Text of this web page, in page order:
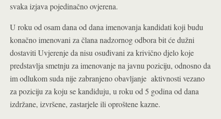
svaka izjava pojedinačno ovjerena.
U roku od osam dana od dana imenovanja kandidati koji budu
konačno imenovani za člana nadzornog odbora bit će dužni
dostaviti Uvjerenje da nisu osuđivani za krivično djelo koje
predstavlja smetnju za imenovanje na javnu poziciju, odnosno da
im odlukom suda nije zabranjeno obavljanje aktivnosti vezano
za poziciju za koju se kandiduju, u roku od 5 godina od dana
izdržane, izvršene, zastarjele ili oproštene kazne.